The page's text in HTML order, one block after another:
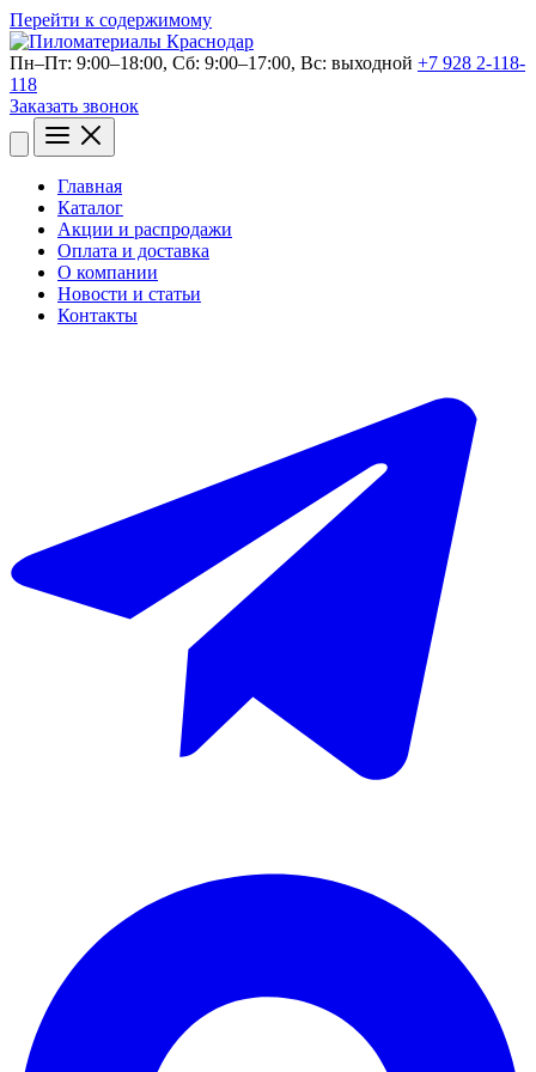
Перейти к содержимому
Пн–Пт: 9:00–18:00, Сб: 9:00–17:00, Bc: выходной +7 928 2-118-
118
Заказать звонок
Открыть
меню
Главная
Каталог
Акции и распродажи
Оплата и доставка
О компании
Новости и статьи
Контакты